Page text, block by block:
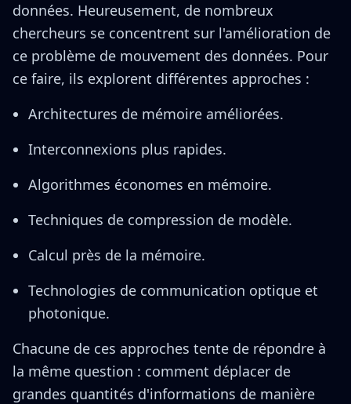
données. Heureusement, de nombreux
chercheurs se concentrent sur l'amélioration de
ce problème de mouvement des données. Pour
ce faire, ils explorent différentes approches :
Architectures de mémoire améliorées.
Interconnexions plus rapides.
Algorithmes économes en mémoire.
Techniques de compression de modèle.
Calcul près de la mémoire.
Technologies de communication optique et
photonique.
Chacune de ces approches tente de répondre à
la même question : comment déplacer de
grandes quantités d'informations de manière